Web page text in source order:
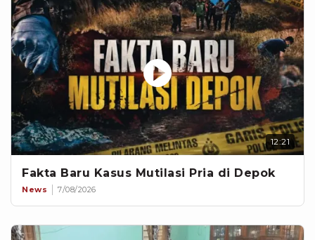
12:21
Fakta Baru Kasus Mutilasi Pria di Depok
News 7/08/2026